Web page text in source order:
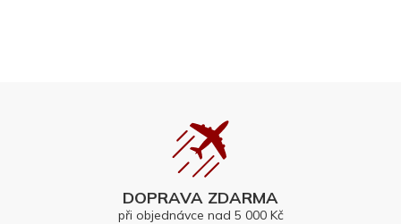
DOPRAVA ZDARMA
při objednávce nad 5 000 Kč